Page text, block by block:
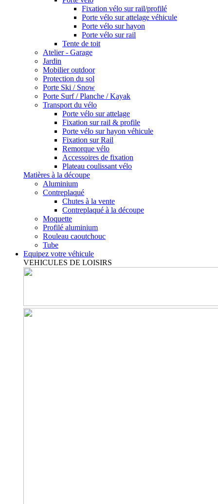
Fixation vélo sur rail/profilé
Porte vélo sur attelage véhicule
Porte vélo sur hayon
Porte vélo sur rail
Tente de toit
Atelier - Garage
Jardin
Mobilier outdoor
Protection du sol
Porte Ski / Snow
Porte Surf / Planche / Kayak
Transport du vélo
Porte vélo sur attelage
Fixation sur rail & profile
Porte vélo sur hayon véhicule
Fixation sur Rail
Remorque vélo
Accessoires de fixation
Plateau coulissant vélo
Matières à la découpe
Aluminium
Contreplaqué
Chutes à la vente
Contreplaqué à la découpe
Moquette
Profilé aluminium
Rouleau caoutchouc
Tube
Equipez votre véhicule
VEHICULES DE LOISIRS